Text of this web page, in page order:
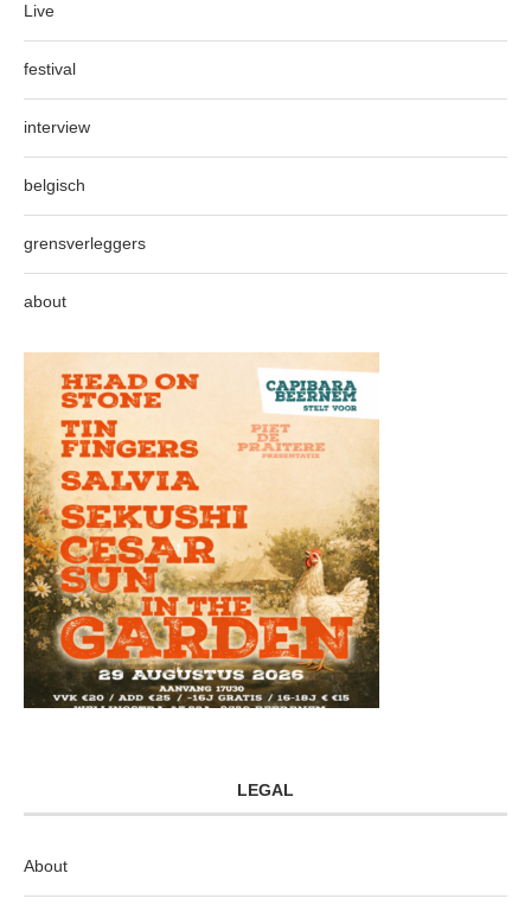
Live
festival
interview
belgisch
grensverleggers
about
LEGAL
About